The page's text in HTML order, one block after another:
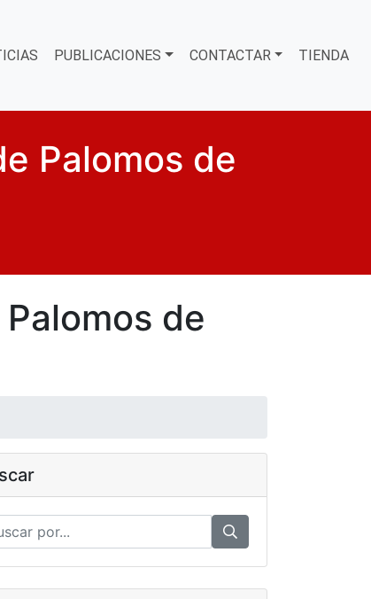
PUBLICACIONES CONTACTAR TIENDA
Palomos de
de